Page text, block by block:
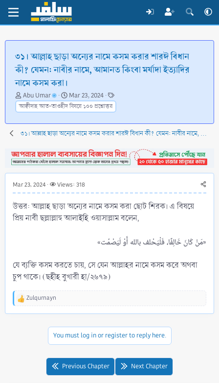
৩১। আল্লাহ ছাড়া অন্যের নামে কসম করার শারঈ বিধান
কী? যেমন: নাবীর নামে, আমানত কিংবা মর্যাদা ইত্যাদির
নামে কসম করা।
T
h
r
e
a
s
t
t
r
Abu Umar
S
t
a
r
t
a
t
Mar 23, 2024
T
a
g
s
আক্বীদাহ আত-তাওহীদ বিষয়ে ১০০ প্রশ্নোত্তর
৩১। আল্লাহ ছাড়া অন্যের নামে কসম করার শারঈ বিধান কী? যেমন: নাবীর নামে, আমানত কিংবা মর্যাদা ইত্যাদির নামে কসম করা।
Mar 23, 2024 Views: 318
উত্তর: আল্লাহ ছাড়া অন্যের নামে কসম করা ছোট শিরক। এ বিষয়ে
প্রিয় নাবী ছল্লাল্লাহু আলাইহি ওয়াসাল্লাম বলেন,
«مَنْ كَانَ خَالِفًا، فَلْيَحْلف بالله أَوْ لَيَصْمُت»​
যে ব্যক্তি কসম করতে চায়, সে যেন আল্লাহর নামে কসম করে অথবা
চুপ থাকে। (ছহীহ বুখারী হা/২৬৭৯)
R
Zulqurnayn
You must log in or register to reply here.
Previous Chapter Next Chapter